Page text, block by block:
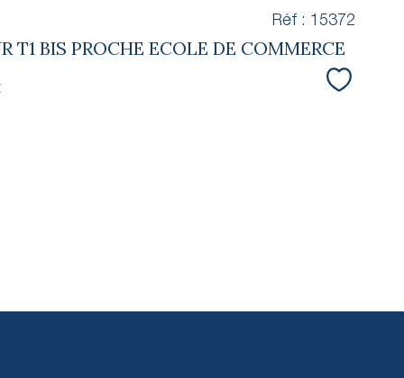
T1 BIS PROCHE ECOLE DE COMMERCE
Réf : 15372